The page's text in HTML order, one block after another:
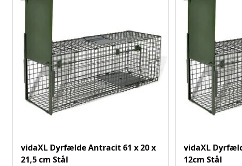
vidaXL Dyrfælde Antracit 61 x 20 x
21,5 cm Stål
vidaXL
12cm Stål